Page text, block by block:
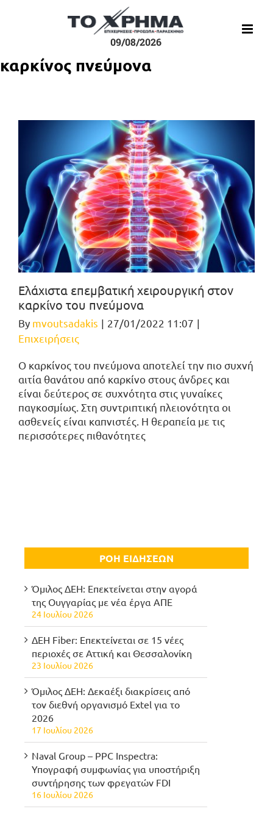
09/08/2026
καρκίνος πνεύμονα
Ελάχιστα επεμβατική χειρουργική στον
καρκίνο του πνεύμονα
By mvoutsadakis | 27/01/2022 11:07 |
Επιχειρήσεις
Ο καρκίνος του πνεύμονα αποτελεί την πιο συχνή
αιτία θανάτου από καρκίνο στους άνδρες και
είναι δεύτερος σε συχνότητα στις γυναίκες
παγκοσμίως. Στη συντριπτική πλειονότητα οι
ασθενείς είναι καπνιστές. Η θεραπεία με τις
περισσότερες πιθανότητες
ΡΟΗ ΕΙΔΗΣΕΩΝ
Όμιλος ΔΕΗ: Επεκτείνεται στην αγορά
της Ουγγαρίας με νέα έργα ΑΠΕ
24 Ιουλίου 2026
ΔΕΗ Fiber: Επεκτείνεται σε 15 νέες
περιοχές σε Αττική και Θεσσαλονίκη
23 Ιουλίου 2026
Όμιλος ΔΕΗ: Δεκαέξι διακρίσεις από
τον διεθνή οργανισμό Extel για το
2026
17 Ιουλίου 2026
Naval Group – PPC Inspectra:
Υπογραφή συμφωνίας για υποστήριξη
συντήρησης των φρεγατών FDI
16 Ιουλίου 2026